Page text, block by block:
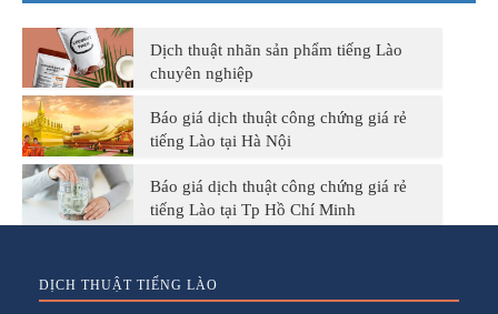
Dịch thuật nhãn sản phẩm tiếng Lào
chuyên nghiệp
Báo giá dịch thuật công chứng giá rẻ
tiếng Lào tại Hà Nội
Báo giá dịch thuật công chứng giá rẻ
tiếng Lào tại Tp Hồ Chí Minh
DỊCH THUẬT TIẾNG LÀO